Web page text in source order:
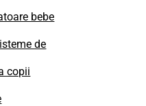
bebe
de
copii